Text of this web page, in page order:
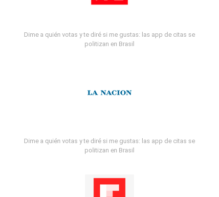
Dime a quién votas y te diré si me gustas: las app de citas se
politizan en Brasil
Dime a quién votas y te diré si me gustas: las app de citas se
politizan en Brasil